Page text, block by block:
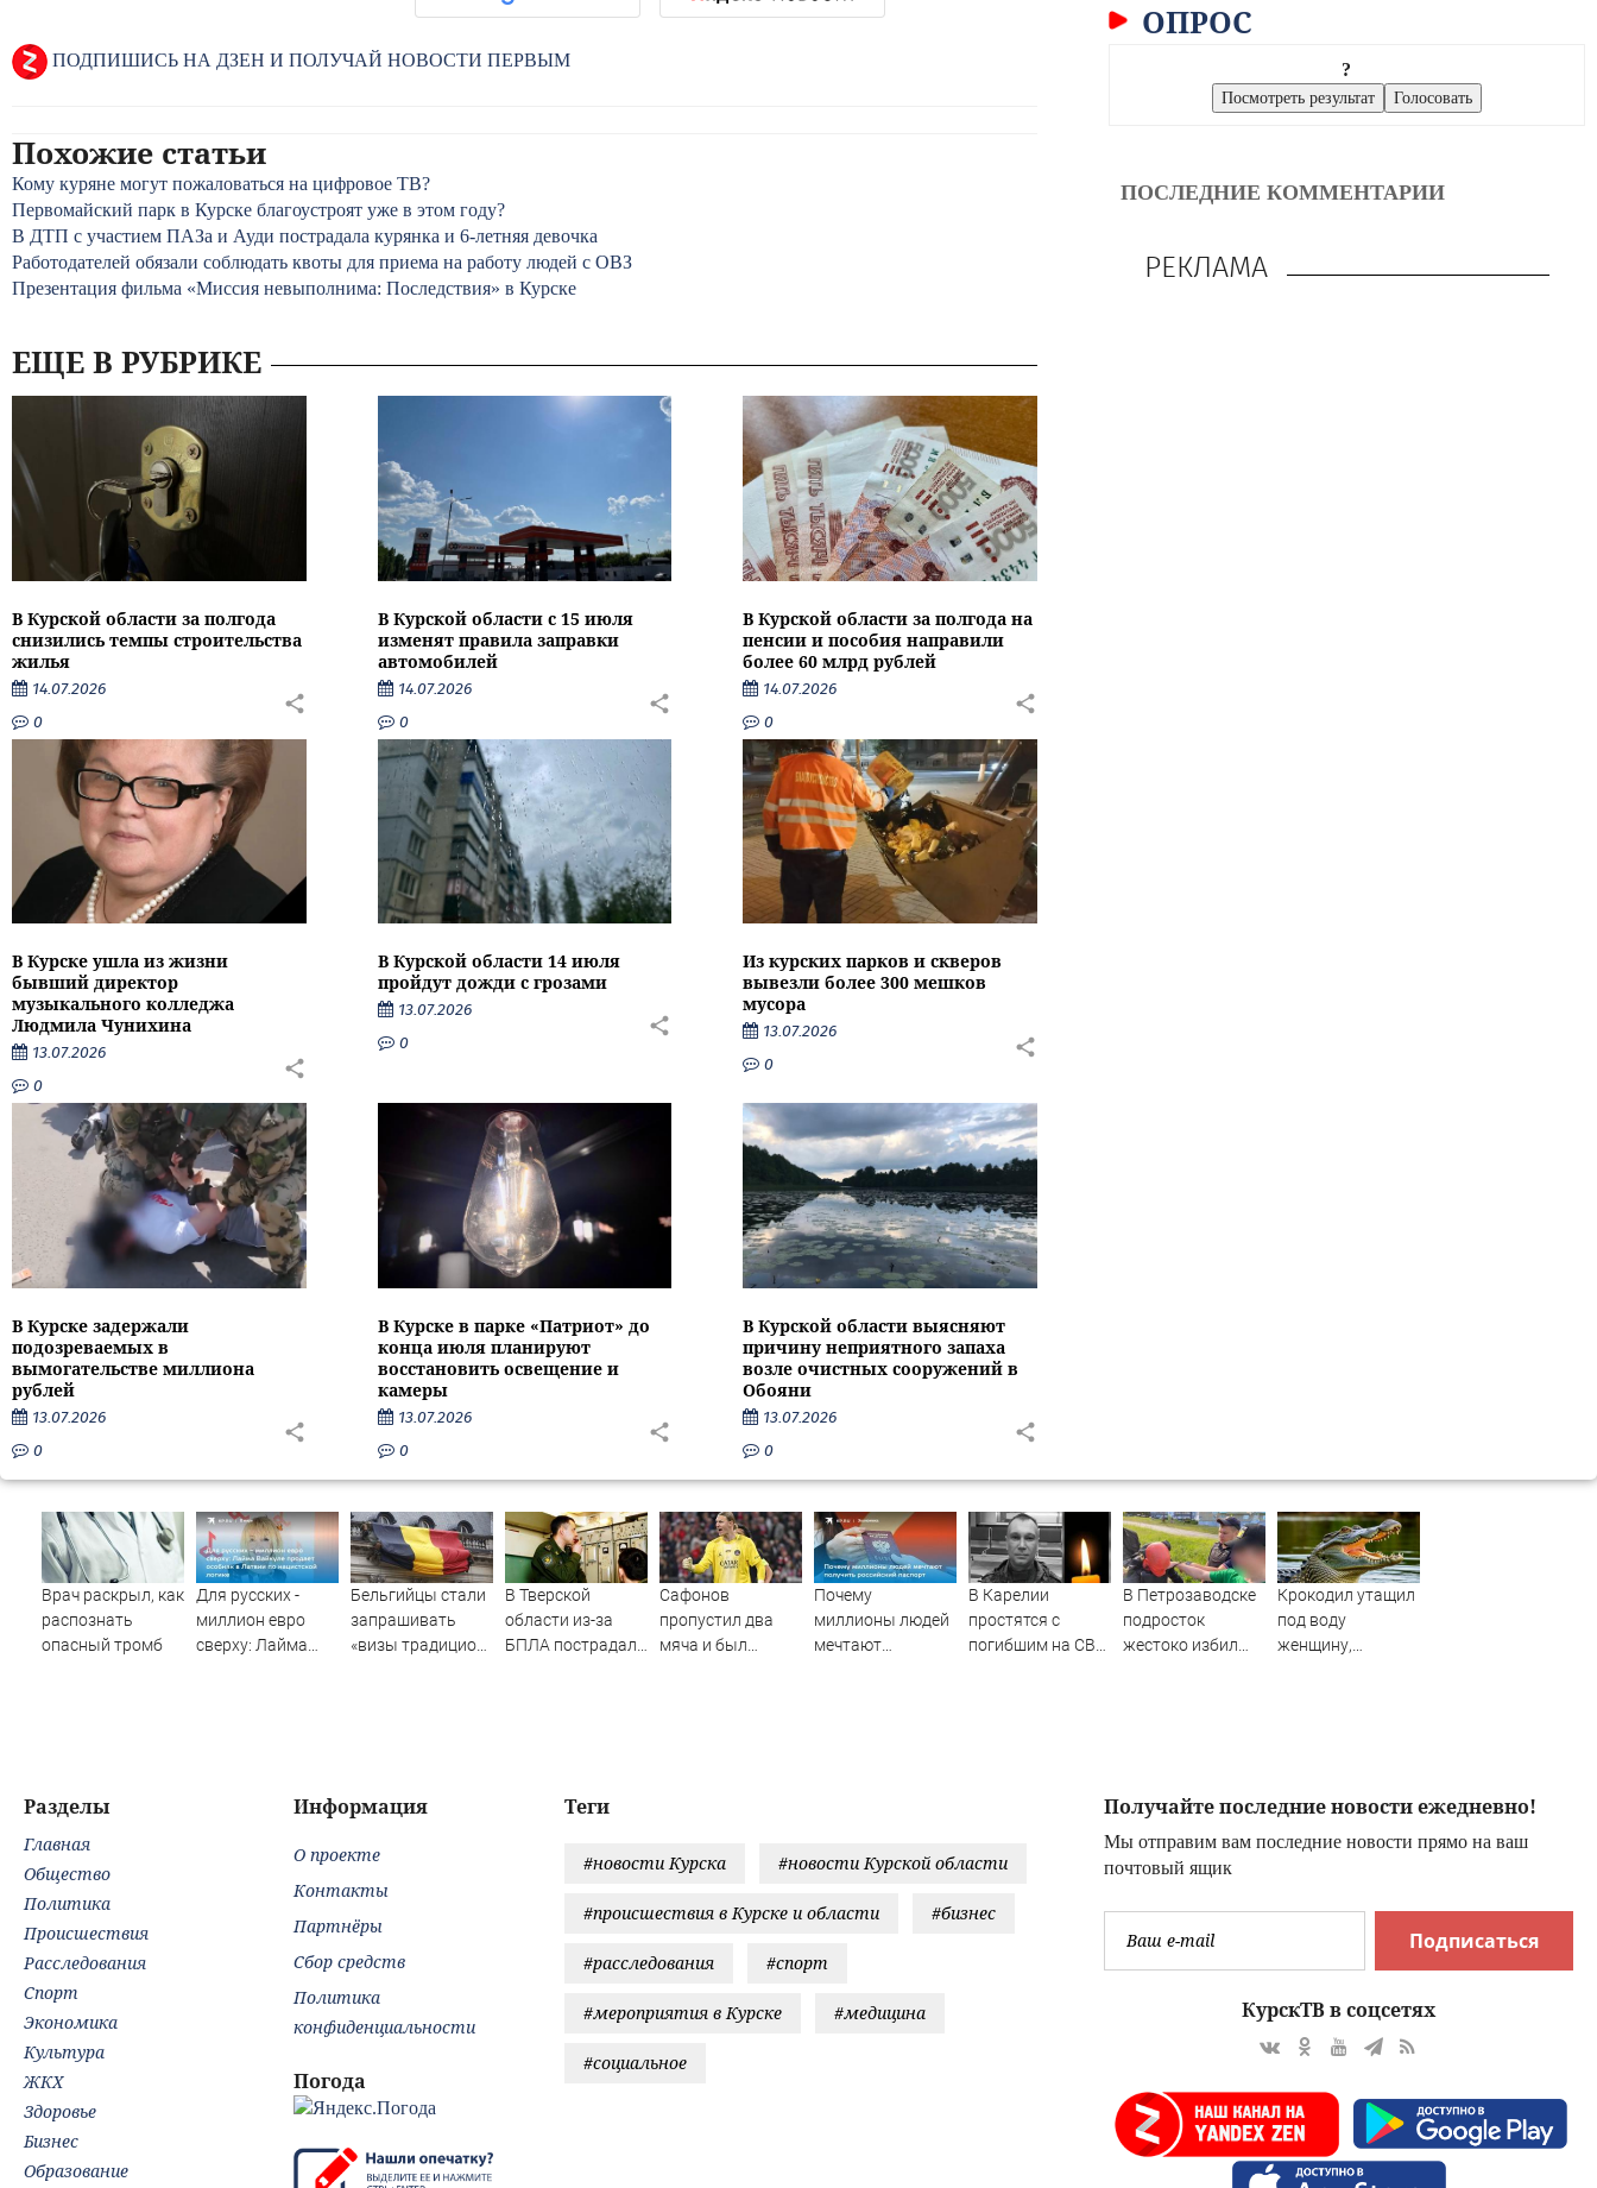
ПОДПИШИСЬ НА ДЗЕН И ПОЛУЧАЙ НОВОСТИ ПЕРВЫМ
Похожие статьи
Кому куряне могут пожаловаться на цифровое ТВ?
Первомайский парк в Курске благоустроят уже в этом году?
В ДТП с участием ПАЗа и Ауди пострадала курянка и 6-летняя девочка
Работодателей обязали соблюдать квоты для приема на работу людей с ОВЗ
Презентация фильма «Миссия невыполнима: Последствия» в Курске
ЕЩЕ В РУБРИКЕ
В Курской области за полгода
снизились темпы строительства
жилья
14.07.2026
0
В Курской области с 15 июля
изменят правила заправки
автомобилей
14.07.2026
0
В Курской области за полгода на
пенсии и пособия направили
более 60 млрд рублей
14.07.2026
0
В Курске ушла из жизни
бывший директор
музыкального колледжа
Людмила Чунихина
13.07.2026
0
В Курской области 14 июля
пройдут дожди с грозами
13.07.2026
0
Из курских парков и скверов
вывезли более 300 мешков
мусора
13.07.2026
0
В Курске задержали
подозреваемых в
вымогательстве миллиона
рублей
13.07.2026
0
В Курске в парке «Патриот» до
конца июля планируют
восстановить освещение и
камеры
13.07.2026
0
В Курской области выясняют
причину неприятного запаха
возле очистных сооружений в
Обояни
13.07.2026
0
ОПРОС
?
ПОСЛЕДНИЕ КОММЕНТАРИИ
РЕКЛАМА
Врач раскрыл, как
распознать
опасный тромб
Для русских -
миллион евро
сверху: Лайма
Бельгийцы стали
запрашивать
«визы традиционных
В Тверской
области из-за
БПЛА пострадал
Afanasy.biz –
Сафонов
пропустил два
мяча и был
Почему
миллионы людей
мечтают
В Карелии
простятся с
погибшим на СВО
В Петрозаводске
подросток
жестоко избил
Крокодил утащил
под воду
женщину,
Получайте последние новости ежедневно!
Мы отправим вам последние новости прямо на ваш
почтовый ящик
Подписаться
КурскТВ в соцсетях
Теги
#новости Курска #новости Курской области
#происшествия в Курске и области #бизнес
#расследования #спорт
#мероприятия в Курске #медицина
#социальное
Разделы
Главная
Общество
Политика
Происшествия
Расследования
Спорт
Экономика
Культура
ЖКХ
Здоровье
Бизнес
Образование
Информация
О проекте
Контакты
Партнёры
Сбор средств
Политика
конфиденциальности
Погода